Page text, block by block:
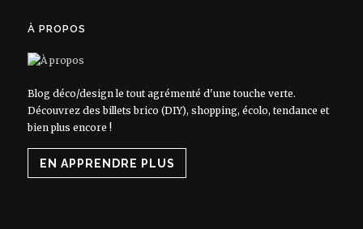
À PROPOS
Blog déco/design le tout agrémenté d'une touche verte.
Découvrez des billets brico (DIY), shopping, écolo, tendance et
bien plus encore !
EN APPRENDRE PLUS